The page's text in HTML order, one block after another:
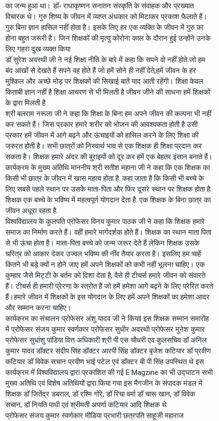
का जन्म हुआ था। डॉ॰ राधाकृष्णन सनातन संस्कृति के संवाहक और प्रख्यात
विचारक थे। गुरु शिष्य के जीवन में व्याप्त अंधकार को मिटाकर प्रकाश फैलाते हैं।
गुरु बिना ज्ञान हासिल नहीं होता है। इसके लिए हर एक व्यक्ति के जीवन में गुरु का
होना बहुत जरूरी है। जिन शिक्षकों की मृत्यु कोरोना काल के दौरान हुई उन्होंने उनके
लिए गहरा दुख व्यक्त किया
डॉ सुरेश अवस्थी जी ने नई शिक्षा नीति के बारे में कहा कि सपने वो नहीं होते जो हम
बंद आंखों से देखते हैं सपने वह होते हैं जो हमें सोने ही नहीं देते,हमें जीवन के हर
मुश्किल और अच्छे मोड़ पर शिक्षकों की सिखाई बातें याद आती रहेंगी। शिक्षा केवल
किताबी ज्ञान नहीं है शिक्षा आचरण से भी मिलती है जीवन जीने की साधना हमें शिक्षकों
के द्वारा मिलती है
श्री बलराम नरूला जी ने कहा कि शिक्षा के बिना हम अपने जीवन की कल्पना भी नहीं
कर सकते हैं। जिस प्रकार हमारे शरीर को भोजन की आवश्यकता होती है उसी
प्रकार हमें जीवन में आगे बढ़ने और ऊंचाइयों को हासिल करने के लिए शिक्षा की
जरुरत होती है। सभी छात्रों को निस्वार्थ भाव से एक शिक्षक ही शिक्षा प्रदान कर
सकता है। शिक्षक हमारे अंदर की बुराइयों को दूर कर हमें एक बेहतर इंसान बनाते हैं।
कार्यक्रम के मुख्य अतिथि माननीय श्री सतीश महाना जी ने कहा कि एक शिक्षक का
किसी भी छात्र के जीवन में खास महत्व होता है. कहा जाता है कि किसी भी बच्चे के
लिए सबसे पहले स्थान पर उसके माता-पिता और फिर दूसरे स्थान पर शिक्षक होता है.
शिक्षक एक बच्चे के भविष्य में महत्वपूर्ण योगदान देता है. एक शिक्षक के बिना छात्र का
जीवन अधूरा रहता है.
विश्वविद्यालय के कुलपति प्रोफेसर विनय कुमार पाठक जी ने कहा कि शिक्षक हमारे
समाज का निर्माण करते हैं। वहीं हमारे मार्गदर्शक होते हैं। शिक्षक का स्थान माता पिता
से भी ऊंचा होता है। माता-पिता बच्चे को जन्म जरूर देते हैं लेकिन शिक्षक उसके
चरित्र को आकार देकर उज्वल भविष्य की नींव तैयार करता है। इसलिए हम चाहें
कितने भी बड़े क्यों न होने जाए हमें अपने शिक्षकों को कभी नहीं भूलना चाहिए। एक
कुम्हार जैसे मिट्टी के बर्तन को दिशा देता है, वैसे ही टीचर्स हमारे जीवन को संवारते
हैं। टीचर्स ही हमारी प्रेरणा के स्त्रोत हैं जो हमें हमेशा आगे बढ़ने के लिए प्रेरित करते
हैं।हमारे जीवन में शिक्षकों के इस योगदान के लिए हमें अपने शिक्षकों का हमेशा आदर
और सम्मान करना चाहिए।
कार्यक्रम का संचालन प्रोफेसर अंशु यादव जी ने कियाl इस शिक्षक सम्मान समारोह
में प्रोफेसर संजय कुमार स्वर्णकार प्रोफेसर सुधीर अवस्थी प्रोफेसर मुनेश कुमार
प्रोफेसर सुधांशु पांडिया वित्त अधिकारी श्री पी एस चौधरी एव कुलसचिव डॉ अनिल
कुमार यादव डॉक्टर संदीप सिंह डॉक्टर आरपी सिंह डॉक्टर बृजेश कटियार डॉ प्रवीण
कटियार डॉ विवेक सचान प्रवीण भाई पटेल एवं डॉक्टर बी पी सिंह उपस्थित थे इस
कार्यक्रम में विश्वविद्यालय द्वारा प्रकाशित की गई E Magzine का भी उद्घाटन सभी
मुख्य अतिथि एवं विशेष अतिथियों द्वारा किया गया इस मैगजीन के संपादक मंडल में
शिक्षक डॉ जितेंद्र डबराल, डॉ रश्मि गोरे, डॉ रिचा वर्मा डॉ चारू खान, डॉ विवेक
सचान, डॉ नियति पाधी एवं श्रीमती अपर्णा कटियार आदि शिक्षक थे
प्रोफेसर संजय कुमार स्वर्णकार मीडिया प्रभारी छत्रपति साहूजी महाराज